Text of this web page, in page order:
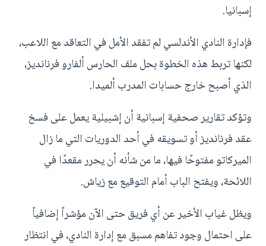
إسبانيا.
فإدارة النادي الأندلسي لم تفقد الأمل في التعاقد مع اللاعب،
لكنها تربط هذه الخطوة بحل ملف الحارس ألفارو فرنانديز،
الذي أصبح خارج حسابات المدرب ألميدا.
وتؤكد تقارير صحفية إسبانية أن إشبيلية يعمل على فسخ
عقد فرنانديز أو تسويقه في أحد الدوريات التي ما زال
الميركاتو مفتوحًا فيها، ما من شأنه أن يحرر مقعدًا في
اللائحة، ويفتح الباب أمام التوقيع مع زياش.
ويظل غياب الأخير عن أي فريق حتى الآن مؤشراً إضافياً
على احتمال وجود تفاهم مسبق مع إدارة النادي، في انتظار